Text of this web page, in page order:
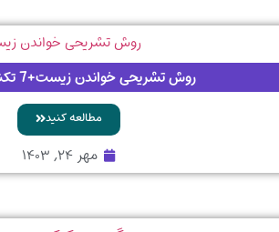
روش تشریحی خواندن زیست+7 تکنیک طلایی
مطالعه کنید
مهر ۲۴, ۱۴۰۳